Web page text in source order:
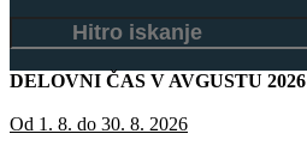
DELOVNI ČAS V AVGUSTU 2026
Od 1. 8. do 30. 8. 2026